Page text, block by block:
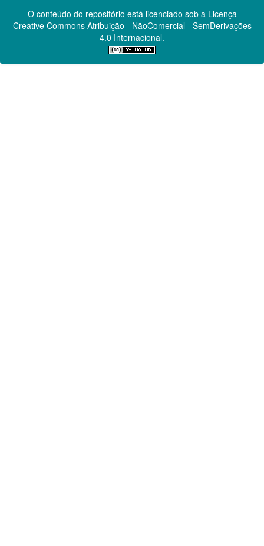
O conteúdo do repositório está licenciado sob a Licença
Creative CommonsAtribuição - NãoComercial - SemDerivações
4.0 Internacional.